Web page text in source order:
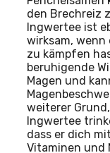
den Brechreiz
Ingwertee ist
wirksam,
zu kämpfen
beruhigende
Magen und
weiterer
Ingwertee
dass er dich
Vitaminen und